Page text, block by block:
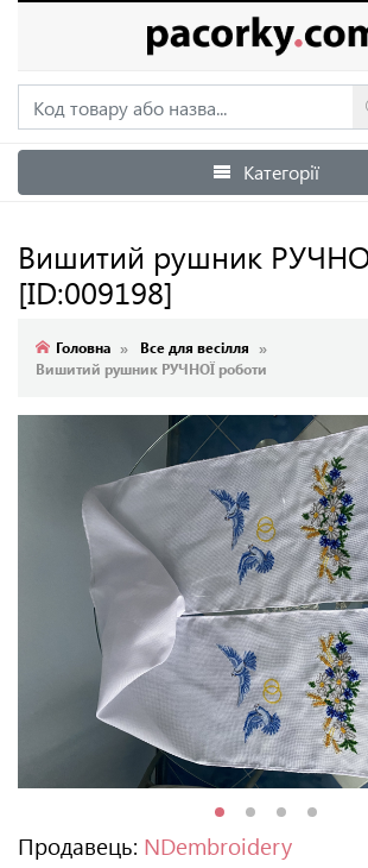
Увійти
Категорії
Вишитий рушник
[ID:009198]
Головна
Все для весілля
Вишитий рушник РУЧНОЇ роботи
Продавець: NDembroidery